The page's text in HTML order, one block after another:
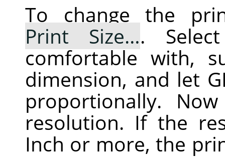
To change the
Print Size….
comfortable with,
dimension, and let
proportionally.
resolution. If the
Inch or more, the